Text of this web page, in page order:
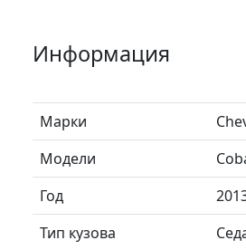
Информация
Марки
Модели
Год
Тип кузова